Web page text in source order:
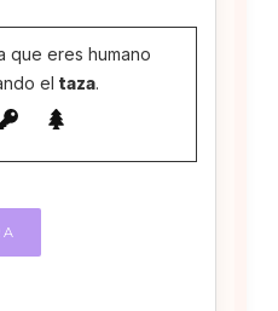
que eres humano
el taza.